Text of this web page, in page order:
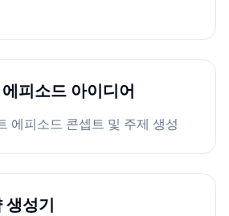
피소드 아이디어
에피소드 콘셉트 및 주제 생성
생성기